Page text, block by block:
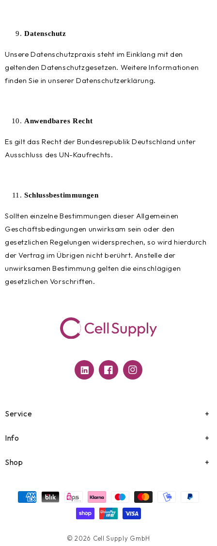
Datenschutz
Unsere Datenschutzpraxis steht im Einklang mit den
geltenden Datenschutzgesetzen. Weitere Informationen
finden Sie in unserer Datenschutzerklärung.
Anwendbares Recht
Es gilt das Recht der Bundesrepublik Deutschland unter
Ausschluss des UN-Kaufrechts.
Schlussbestimmungen
Sollten einzelne Bestimmungen dieser Allgemeinen
Geschäftsbedingungen unwirksam sein oder den
gesetzlichen Regelungen widersprechen, so wird hierdurch
der Vertrag im Übrigen nicht berührt. Anstelle der
unwirksamen Bestimmung gelten die einschlägigen
gesetzlichen Vorschriften.
TranslationFacebookInstagram
Service
Info
Shop
Zahlungsmethoden
© 2026 Cell Supply GmbH